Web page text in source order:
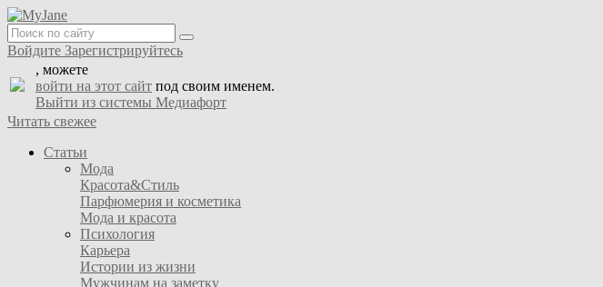
Войдите Зарегистрируйтесь
, можете
войти на этот сайт под своим именем.
Выйти из системы Медиафорт
Читать свежее
Статьи
Мода
Красота&Стиль
Парфюмерия и косметика
Мода и красота
Психология
Карьера
Истории из жизни
Мужчинам на заметку